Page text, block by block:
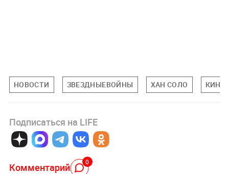
НОВОСТИ ЗВЕЗДНЫЕВОЙНЫ ХАН СОЛО КИНО
Подписаться на LIFE
Комментарий 0